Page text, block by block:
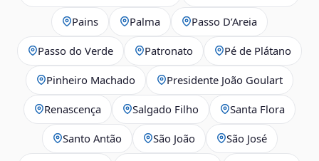
Pains Palma Passo D’Areia
Passo do Verde Patronato Pé de Plátano
Pinheiro Machado Presidente João Goulart
Renascença Salgado Filho Santa Flora
Santo Antão São João São José